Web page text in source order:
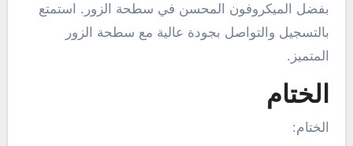
بفضل الميكروفون المحسن في سطحة الزور. استمتع
بالتسجيل والتواصل بجودة عالية مع سطحة الزور
المتميز.
الختام
الختام: